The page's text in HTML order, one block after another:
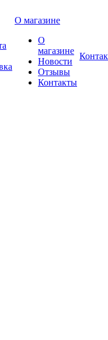
О магазине
О
магазине
Новости
Отзывы
Контакты